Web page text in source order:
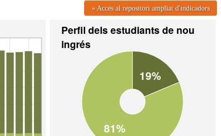
» Accés al repositori ampliat d'indicadors
Perfil dels estudiants de nou
ingrés
19%
81%